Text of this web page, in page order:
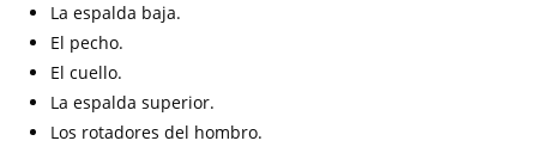
La espalda baja.
El pecho.
El cuello.
La espalda superior.
Los rotadores del hombro.